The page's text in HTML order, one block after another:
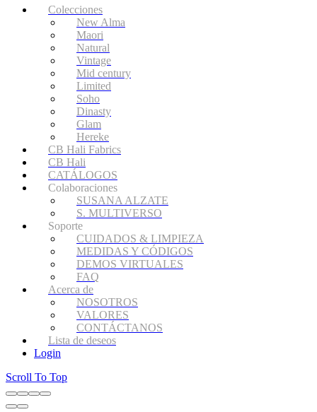
Colecciones
New Alma
Maori
Natural
Vintage
Mid century
Limited
Soho
Dinasty
Glam
Hereke
CB Hali Fabrics
CB Hali
CATÁLOGOS
Colaboraciones
SUSANA ALZATE
S. MULTIVERSO
Soporte
CUIDADOS & LIMPIEZA
MEDIDAS Y CÓDIGOS
DEMOS VIRTUALES
FAQ
Acerca de
NOSOTROS
VALORES
CONTÁCTANOS
Lista de deseos
Login
Scroll To Top